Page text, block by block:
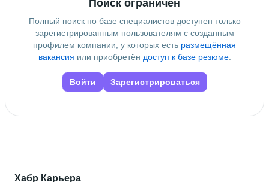
Поиск ограничен
Полный поиск по базе специалистов доступен только
зарегистрированным пользователям с созданным
профилем компании, у которых есть размещённая
вакансия или приобретён доступ к базе резюме.
Войти Зарегистрироваться
Хабр Карьера